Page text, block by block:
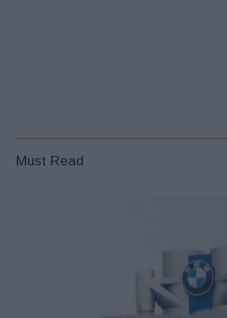
Must Read